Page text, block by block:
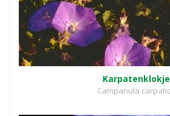
Karpatenklokje
Campanula